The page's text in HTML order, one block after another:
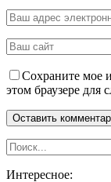
Сохраните мое
этом браузере для
Интересное: